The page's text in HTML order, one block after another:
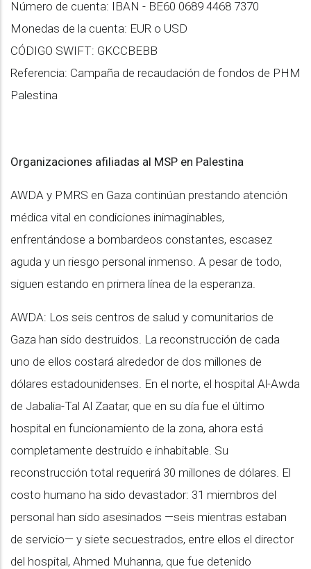
Número de cuenta: IBAN - BE60 0689 4468 7370
Monedas de la cuenta: EUR o USD
CÓDIGO SWIFT: GKCCBEBB
Referencia: Campaña de recaudación de fondos de PHM
Palestina
Organizaciones afiliadas al MSP en Palestina
AWDA y PMRS en Gaza continúan prestando atención
médica vital en condiciones inimaginables,
enfrentándose a bombardeos constantes, escasez
aguda y un riesgo personal inmenso. A pesar de todo,
siguen estando en primera línea de la esperanza.
AWDA: Los seis centros de salud y comunitarios de
Gaza han sido destruidos. La reconstrucción de cada
uno de ellos costará alrededor de dos millones de
dólares estadounidenses. En el norte, el hospital Al-Awda
de Jabalia-Tal Al Zaatar, que en su día fue el último
hospital en funcionamiento de la zona, ahora está
completamente destruido e inhabitable. Su
reconstrucción total requerirá 30 millones de dólares. El
costo humano ha sido devastador: 31 miembros del
personal han sido asesinados —seis mientras estaban
de servicio— y siete secuestrados, entre ellos el director
del hospital, Ahmed Muhanna, que fue detenido